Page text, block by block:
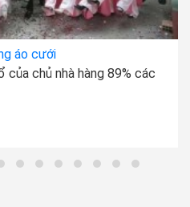
xe máy
lý bán hàng xe máy ali?